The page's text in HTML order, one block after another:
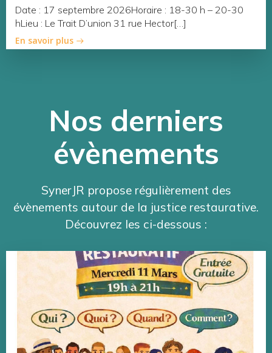
Date : 17 septembre 2026Horaire : 18-30 h – 20-30
hLieu : Le Trait D’union 31 rue Hector[…]
En savoir plus
Nos derniers
évènements
SynerJR propose régulièrement des
évènements autour de la justice restaurative.
Découvrez les ci-dessous :